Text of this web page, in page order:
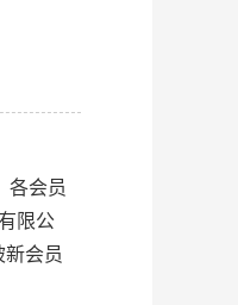
各会员
限公
会员